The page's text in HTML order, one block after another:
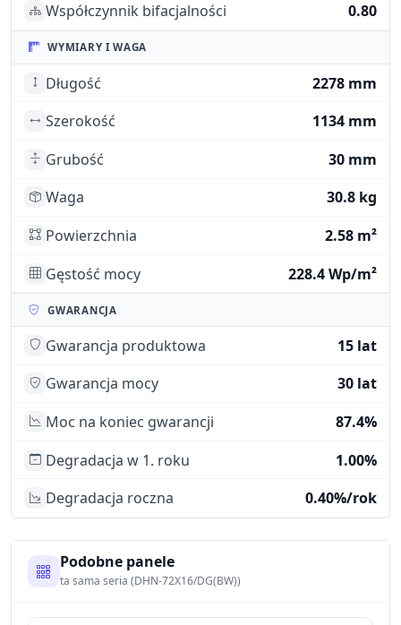
Współczynnik bifacjalności
0.80
WYMIARY I WAGA
Długość
2278 mm
Szerokość
1134 mm
Grubość
30 mm
Waga
30.8 kg
Powierzchnia
2.58 m²
Gęstość mocy
228.4 Wp/m²
GWARANCJA
Gwarancja produktowa
15 lat
Gwarancja mocy
30 lat
Moc na koniec gwarancji
87.4%
Degradacja w 1. roku
1.00%
Degradacja roczna
0.40%/rok
Podobne panele
ta sama seria (DHN-72X16/DG(BW))